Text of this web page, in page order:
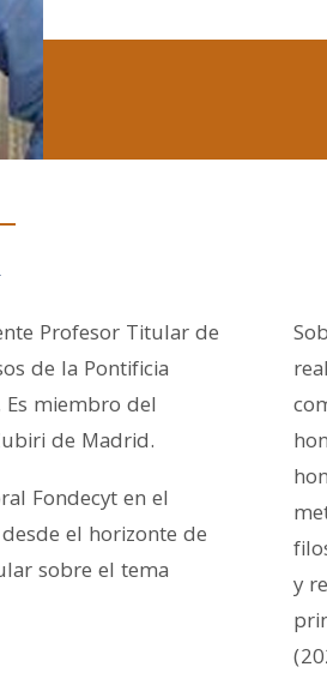
Profesor Titular de
de la Pontificia
Es miembro del
de Madrid.
Fondecyt en el
el horizonte de
sobre el tema
y